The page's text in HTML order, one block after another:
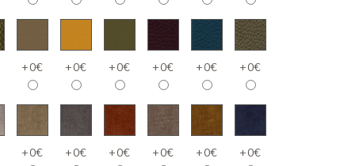
+0€ +0€ +0€ +0€ +0€ +0€
+0€ +0€ +0€ +0€ +0€ +0€